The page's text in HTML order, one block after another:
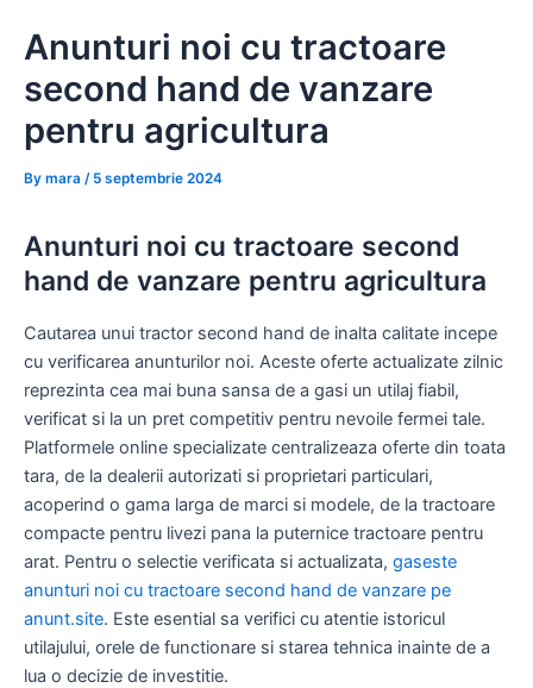
Anunturi noi cu tractoare
second hand de vanzare
pentru agricultura
By mara / 5 septembrie 2024
Anunturi noi cu tractoare second
hand de vanzare pentru agricultura
Cautarea unui tractor second hand de inalta calitate incepe
cu verificarea anunturilor noi. Aceste oferte actualizate zilnic
reprezinta cea mai buna sansa de a gasi un utilaj fiabil,
verificat si la un pret competitiv pentru nevoile fermei tale.
Platformele online specializate centralizeaza oferte din toata
tara, de la dealerii autorizati si proprietari particulari,
acoperind o gama larga de marci si modele, de la tractoare
compacte pentru livezi pana la puternice tractoare pentru
arat. Pentru o selectie verificata si actualizata, gaseste
anunturi noi cu tractoare second hand de vanzare pe
anunt.site. Este esential sa verifici cu atentie istoricul
utilajului, orele de functionare si starea tehnica inainte de a
lua o decizie de investitie.